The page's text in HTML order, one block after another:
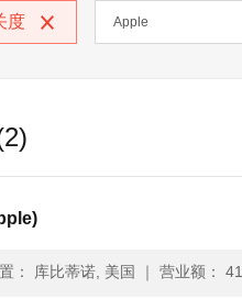
影响力商界女性
影响力榜申报财富MPW女性峰会
度
： 库比蒂诺, 美国 ｜ 营业额：